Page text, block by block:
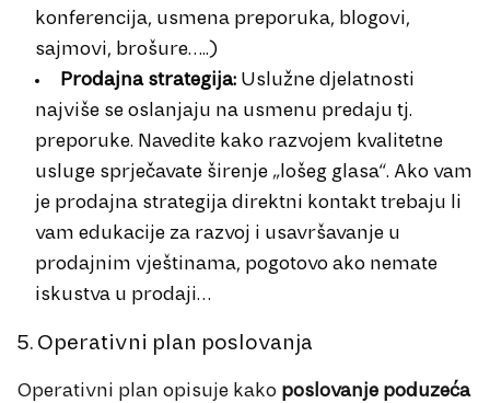
konferencija, usmena preporuka, blogovi,
sajmovi, brošure…..)
Prodajna strategija: Uslužne djelatnosti
najviše se oslanjaju na usmenu predaju tj.
preporuke. Navedite kako razvojem kvalitetne
usluge sprječavate širenje „lošeg glasa“. Ako vam
je prodajna strategija direktni kontakt trebaju li
vam edukacije za razvoj i usavršavanje u
prodajnim vještinama, pogotovo ako nemate
iskustva u prodaji…
5. Operativni plan poslovanja
Operativni plan opisuje kako poslovanje poduzeća